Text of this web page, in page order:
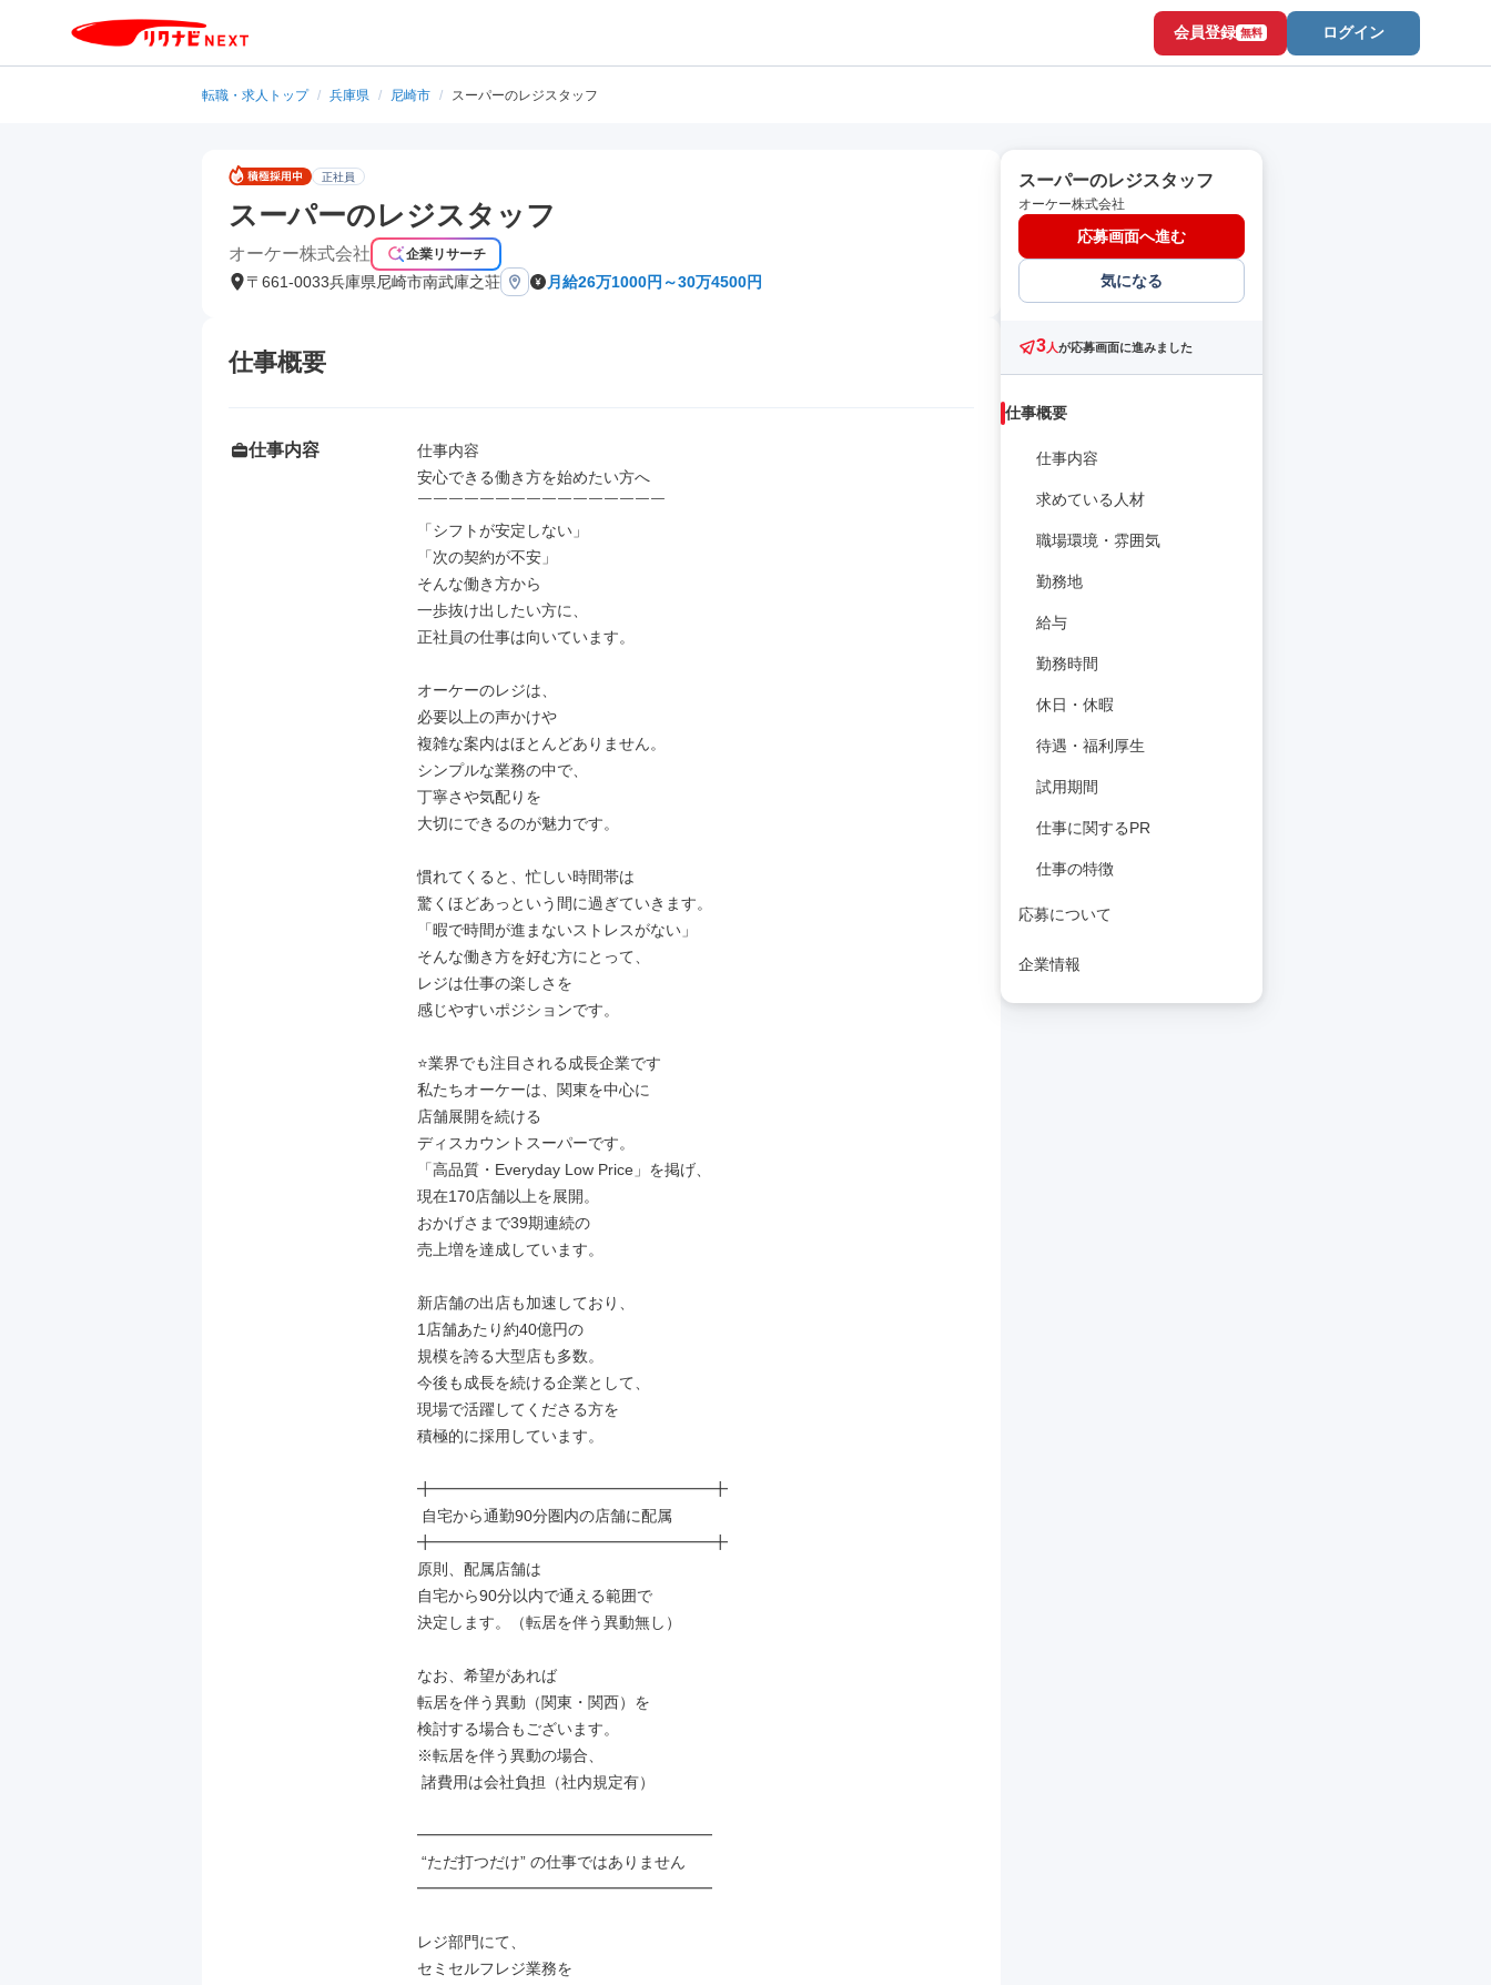
会員登録 無料 ログイン
転職・求人トップ / 兵庫県 / 尼崎市 / スーパーのレジスタッフ
正社員
スーパーのレジスタッフ
オーケー株式会社 企業リサーチ
〒661-0033兵庫県尼崎市南武庫之荘 月給26万1000円～30万4500円
仕事概要
仕事内容
仕事内容
安心できる働き方を始めたい方へ
￣￣￣￣￣￣￣￣￣￣￣￣￣￣￣￣
「シフトが安定しない」
「次の契約が不安」
そんな働き方から
一歩抜け出したい方に、
正社員の仕事は向いています。
オーケーのレジは、
必要以上の声かけや
複雑な案内はほとんどありません。
シンプルな業務の中で、
丁寧さや気配りを
大切にできるのが魅力です。
慣れてくると、忙しい時間帯は
驚くほどあっという間に過ぎていきます。
「暇で時間が進まないストレスがない」
そんな働き方を好む方にとって、
レジは仕事の楽しさを
感じやすいポジションです。
⭐業界でも注目される成長企業です
私たちオーケーは、関東を中心に
店舗展開を続ける
ディスカウントスーパーです。
「高品質・Everyday Low Price」を掲げ、
現在170店舗以上を展開。
おかげさまで39期連続の
売上増を達成しています。
新店舗の出店も加速しており、
1店舗あたり約40億円の
規模を誇る大型店も多数。
今後も成長を続ける企業として、
現場で活躍してくださる方を
積極的に採用しています。
╋━━━━━━━━━━━━━━━━━━╋
╋━━━━━━━━━━━━━━━━━━╋
原則、配属店舗は
自宅から90分以内で通える範囲で
決定します。（転居を伴う異動無し）
なお、希望があれば
転居を伴う異動（関東・関西）を
検討する場合もございます。
※転居を伴う異動の場合、
━━━━━━━━━━━━━━━━━━━
━━━━━━━━━━━━━━━━━━━
レジ部門にて、
セミセルフレジ業務を
スーパーのレジスタッフ
オーケー株式会社
応募画面へ進む
気になる
3人が応募画面に進みました
仕事概要
仕事内容
求めている人材
職場環境・雰囲気
勤務地
給与
勤務時間
休日・休暇
待遇・福利厚生
試用期間
仕事に関するPR
仕事の特徴
応募について
企業情報